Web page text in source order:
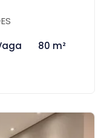
80 m²